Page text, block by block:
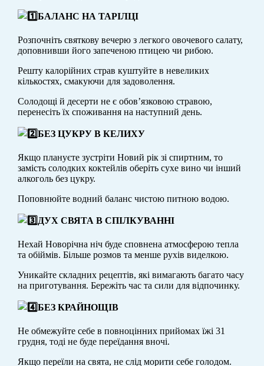
БАЛАНС НА ТАРІЛЦІ
Розпочніть святкову вечерю з легкого овочевого салату,
доповнивши його запеченою птицею чи рибою.
Решту калорійних страв куштуйте в невеликих
кількостях, смакуючи для задоволення.
Солодощі й десерти не є обов’язковою стравою,
перенесіть їх споживання на наступний день.
БЕЗ ЦУКРУ В КЕЛИХУ
Якщо плануєте зустріти Новий рік зі спиртним, то
замість солодких коктейлів оберіть сухе вино чи інший
алкоголь без цукру.
Поповнюйте водний баланс чистою питною водою.
ДУХ СВЯТА В СПІЛКУВАННІ
Нехай Новорічна ніч буде сповнена атмосферою тепла
та обіймів. Більше розмов та менше рухів виделкою.
Уникайте складних рецептів, які вимагають багато часу
на приготування. Бережіть час та сили для відпочинку.
БЕЗ КРАЙНОЩІВ
Не обмежуйте себе в повноцінних прийомах їжі 31
грудня, тоді не буде переїдання вночі.
Якщо переїли на свята, не слід морити себе голодом.